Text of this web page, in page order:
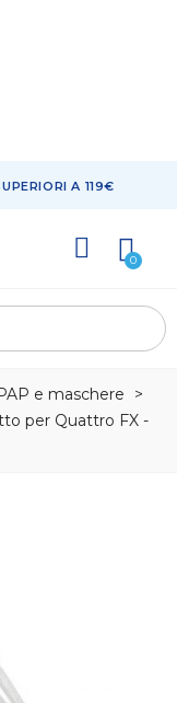
A 119€
e maschere
>
per Quattro FX -